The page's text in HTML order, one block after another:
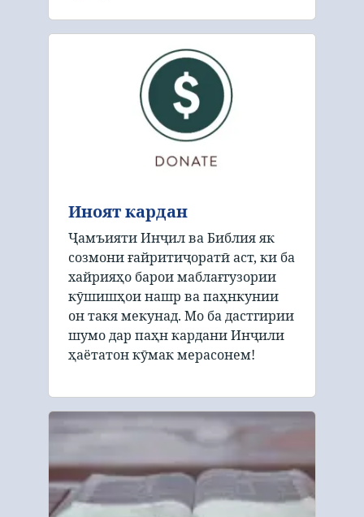
Иноят кардан
Ҷамъияти Инҷил ва Библия як
созмони ғайритиҷоратӣ аст, ки ба
хайрияҳо барои маблағгузории
кӯшишҳои нашр ва паҳнкунии
он такя мекунад. Мо ба дастгирии
шумо дар паҳн кардани Инҷили
ҳаётатон кӯмак мерасонем!